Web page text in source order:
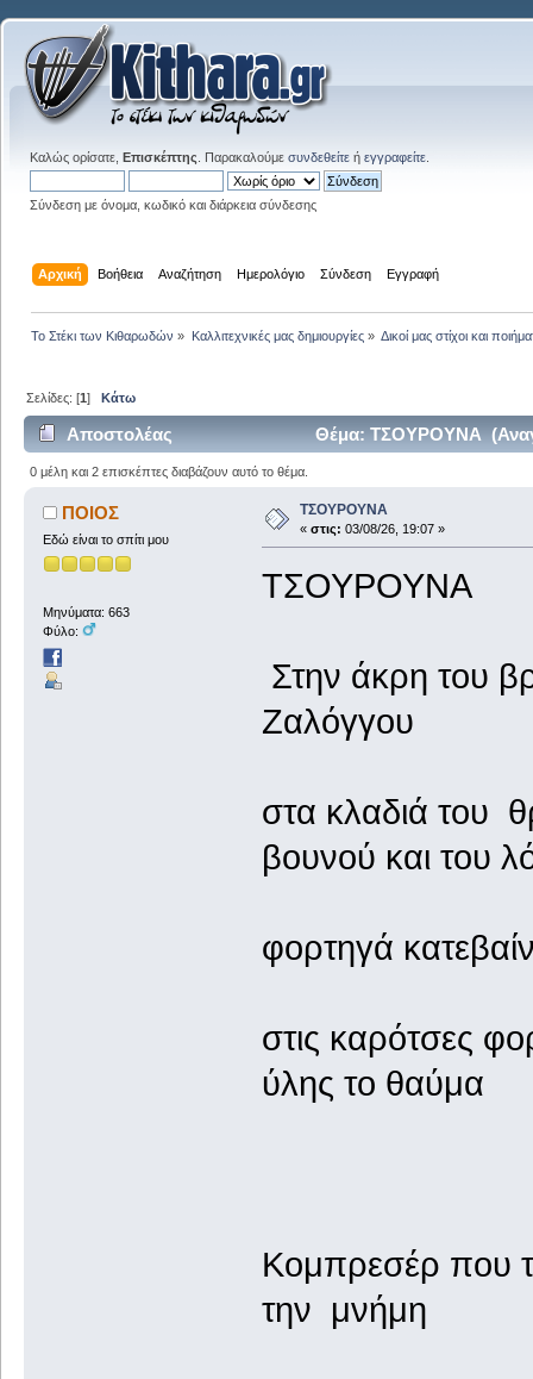
Καλώς ορίσατε, Επισκέπτης . Παρακαλούμε συνδεθείτε ή εγγραφείτε
Σύνδεση με όνομα, κωδικό και διάρκεια σύνδεσης
Αρχική Βοήθεια Αναζήτηση Ημερολόγιο Σύνδεση Εγγραφή
Το Στέκι των Κιθαρωδών » Καλλιτεχνικές μας δημιουργίες» Δικοί μας στίχοι και
Σελίδες: [1]Κάτω
Αποστολέας Θέμα: ΤΣΟΥΡΟΥΝΑ
0 μέλη και 2 επισκέπτες διαβάζουν αυτό το θέμα.
ΠΟΙΟΣ
Εδώ είναι το σπίτι μου
Μηνύματα: 663
Φύλο:
ΤΣΟΥΡΟΥΝΑ
« στις: 03/08/26, 19:07 »
ΤΣΟΥΡΟΥΝΑ
Στην άκρη του
Ζαλόγγου
στα κλαδιά του
βουνού και του
φορτηγά
στις καρότσες
ύλης το θαύμα
Κομπρεσέρ που
την μνήμη